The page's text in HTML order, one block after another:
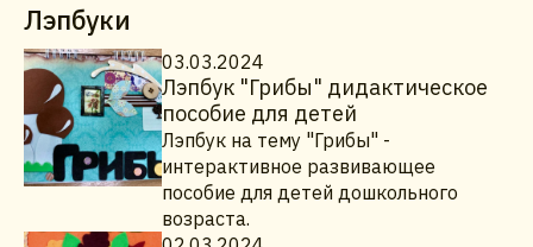
Лэпбуки
03.03.2024
Лэпбук "Грибы" дидактическое
пособие для детей
Лэпбук на тему "Грибы" -
интерактивное развивающее
пособие для детей дошкольного
возраста.